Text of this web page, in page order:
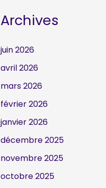
Archives
juin 2026
avril 2026
mars 2026
février 2026
janvier 2026
décembre 2025
novembre 2025
octobre 2025